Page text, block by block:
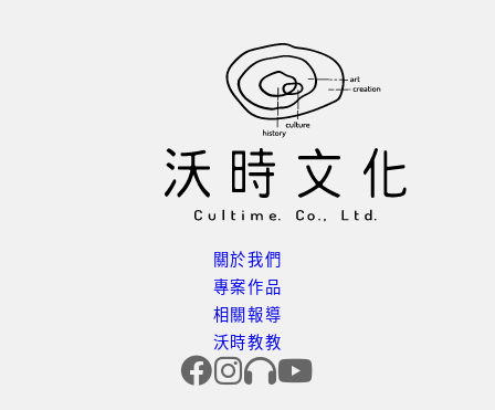
關於我們
專案作品
相關報導
沃時教教